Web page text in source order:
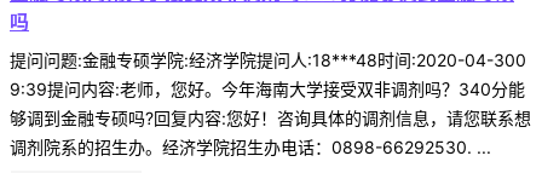
吗
提问问题:金融专硕学院:经济学院提问人:18***48时间:2020-04-300
9:39提问内容:老师，您好。今年海南大学接受双非调剂吗？340分能
够调到金融专硕吗?回复内容:您好！咨询具体的调剂信息，请您联系想
调剂院系的招生办。经济学院招生办电话：0898-66292530. ...